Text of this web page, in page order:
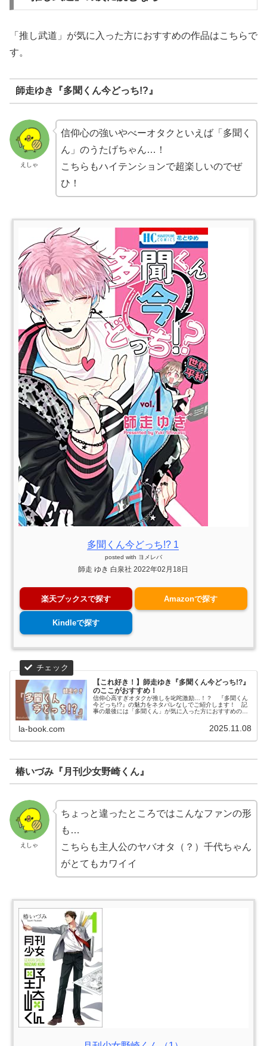
「推し武道」が気に入った方におすすめの作品はこちらで
す。
師走ゆき『多聞くん今どっち!?』
えしゃ
信仰心の強いやべーオタクといえば「多聞く
ん」のうたげちゃん…！
こちらもハイテンションで超楽しいのでぜ
ひ！
多聞くん今どっち!? 1
posted with ヨメレバ
師走 ゆき 白泉社 2022年02月18日
楽天ブックスで探す Amazonで探す
Kindleで探す
【これ好き！】師走ゆき『多聞くん今どっち!?』
のここがおすすめ！
信仰心高すぎオタクが推しを叱咤激励…！？ 『多聞くん
今どっち!?』の魅力をネタバレなしでご紹介します！ 記
事の最後には「多聞くん」が気に入った方におすすめの作
la-book.com 2025.11.08
椿いづみ『月刊少女野崎くん』
えしゃ
ちょっと違ったところではこんなファンの形
も…
こちらも主人公のヤバオタ（？）千代ちゃん
がとてもカワイイ